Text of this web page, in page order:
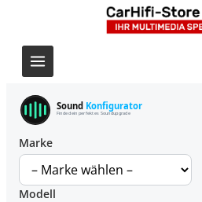
Sound Konfigurator
Finde dein perfektes Soundupgrade
Marke
Modell